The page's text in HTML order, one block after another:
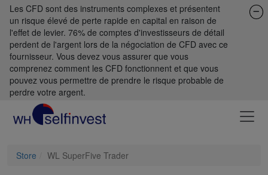
Les CFD sont des instruments complexes et présentent
un risque élevé de perte rapide en capital en raison de
l'effet de levier. 76% de comptes d'investisseurs de détail
perdent de l'argent lors de la négociation de CFD avec ce
fournisseur. Vous devez vous assurer que vous
comprenez comment les CFD fonctionnent et que vous
pouvez vous permettre de prendre le risque probable de
perdre votre argent.
Store WL SuperFive Trader